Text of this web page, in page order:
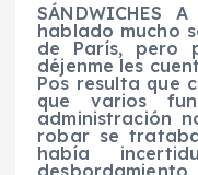
SÁNDWICHES
hablado mucho
de París, pero
déjenme les
Pos resulta que
que varios
administración
robar se
había